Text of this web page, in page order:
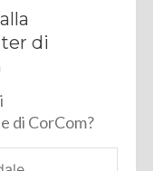
di
di CorCom?